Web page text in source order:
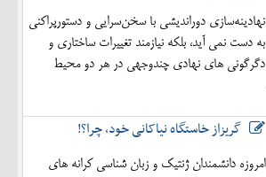
نهادینه‌سازی دوراندیشی با سخن‌سرایی و دستورپراکنی
به دست نمی آید، بلکه نیازمند تغییرات ساختاری و
دگرگونی های نهادی چندوجهی در هر دو محیط
گریزاز خاستگاه نیاکانی خود، چرا؟!
امروزه دانشمندان ژنتیک و زبان شناسی کرانه های